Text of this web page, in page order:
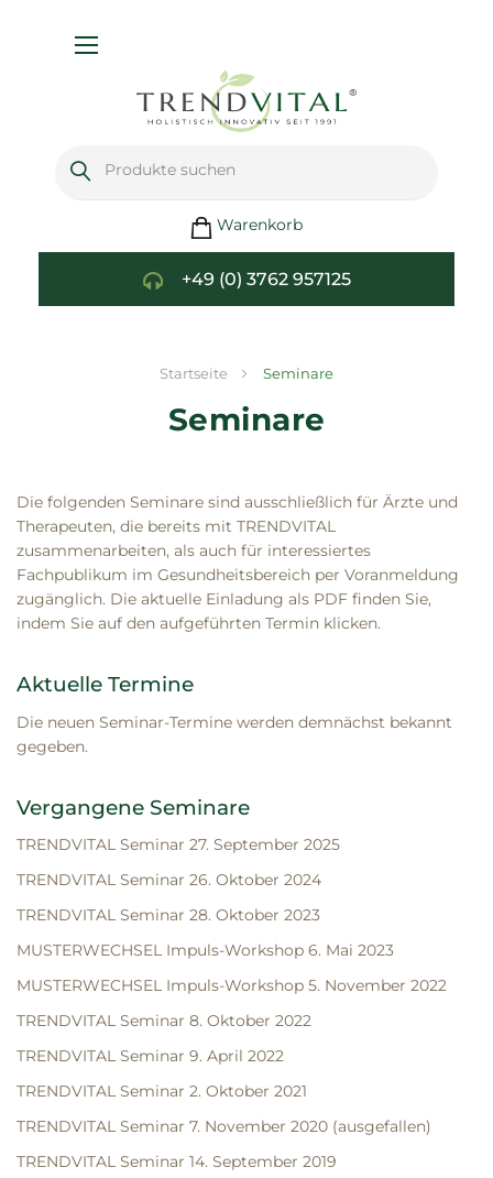
Warenkorb
+49 (0) 3762 957125
Startseite Seminare
Seminare
Die folgenden Seminare sind ausschließlich für Ärzte und
Therapeuten, die bereits mit TRENDVITAL
zusammenarbeiten, als auch für interessiertes
Fachpublikum im Gesundheitsbereich per Voranmeldung
zugänglich. Die aktuelle Einladung als PDF finden Sie,
indem Sie auf den aufgeführten Termin klicken.
Aktuelle Termine
Die neuen Seminar-Termine werden demnächst bekannt
gegeben.
Vergangene Seminare
TRENDVITAL Seminar 27. September 2025
TRENDVITAL Seminar 26. Oktober 2024
TRENDVITAL Seminar 28. Oktober 2023
MUSTERWECHSEL Impuls-Workshop 6. Mai 2023
MUSTERWECHSEL Impuls-Workshop 5. November 2022
TRENDVITAL Seminar 8. Oktober 2022
TRENDVITAL Seminar 9. April 2022
TRENDVITAL Seminar 2. Oktober 2021
TRENDVITAL Seminar 7. November 2020 (ausgefallen)
TRENDVITAL Seminar 14. September 2019